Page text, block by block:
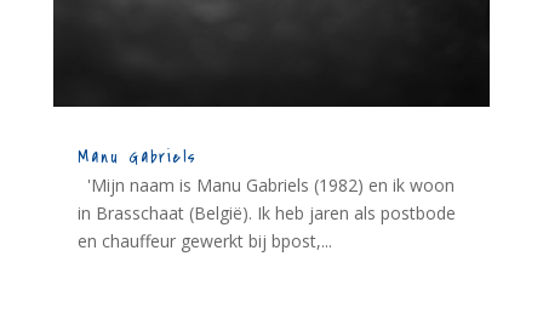
Manu Gabriels
'Mijn naam is Manu Gabriels (1982) en ik woon
in Brasschaat (België). Ik heb jaren als postbode
en chauffeur gewerkt bij bpost,...